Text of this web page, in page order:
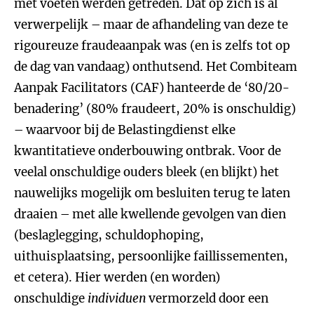
met voeten werden getreden. Dat op zich is al
verwerpelijk – maar de afhandeling van deze te
rigoureuze fraudeaanpak was (en is zelfs tot op
de dag van vandaag) onthutsend. Het Combiteam
Aanpak Facilitators (CAF) hanteerde de ‘80/20-
benadering’ (80% fraudeert, 20% is onschuldig)
– waarvoor bij de Belastingdienst elke
kwantitatieve onderbouwing ontbrak. Voor de
veelal onschuldige ouders bleek (en blijkt) het
nauwelijks mogelijk om besluiten terug te laten
draaien – met alle kwellende gevolgen van dien
(beslaglegging, schuldophoping,
uithuisplaatsing, persoonlijke faillissementen,
et cetera). Hier werden (en worden)
onschuldige individuenvermorzeld door een